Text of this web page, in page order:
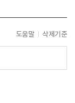
도움말 삭제기준